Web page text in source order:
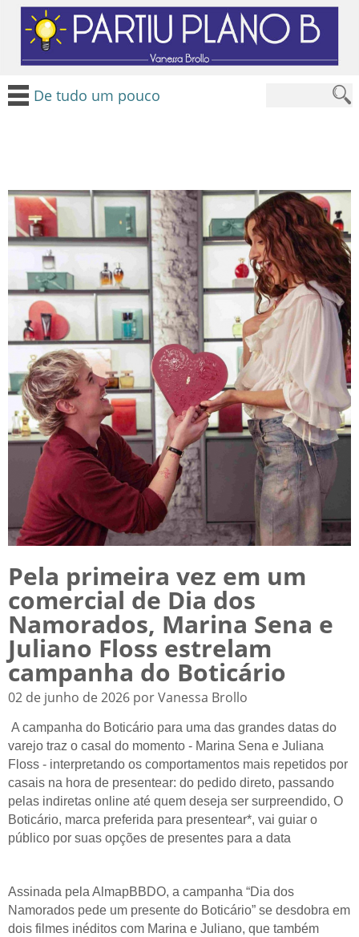
De tudo um pouco
Pela primeira vez em um
comercial de Dia dos
Namorados, Marina Sena e
Juliano Floss estrelam
campanha do Boticário
02 de junho de 2026 por Vanessa Brollo
A campanha do Boticário para uma das grandes datas do
varejo traz o casal do momento - Marina Sena e Juliana
Floss - interpretando os comportamentos mais repetidos por
casais na hora de presentear: do pedido direto, passando
pelas indiretas online até quem deseja ser surpreendido, O
Boticário, marca preferida para presentear*, vai guiar o
público por suas opções de presentes para a data
Assinada pela AlmapBBDO, a campanha “Dia dos
Namorados pede um presente do Boticário” se desdobra em
dois filmes inéditos com Marina e Juliano, que também